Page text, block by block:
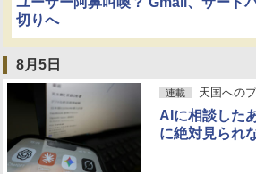
切りへ
8月5日
連載 天国への
AIに相談した
に絶対見られ